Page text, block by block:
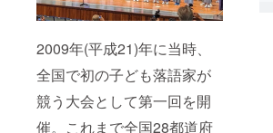
2009年(平成21)年に当時、
全国で初の子ども落語家が
競う大会として第一回を開
催。これまで全国28都道府